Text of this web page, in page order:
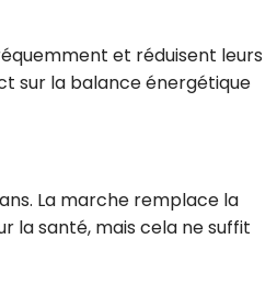
et réduisent leurs
sur la balance énergétique
La marche remplace la
la santé, mais cela ne suffit